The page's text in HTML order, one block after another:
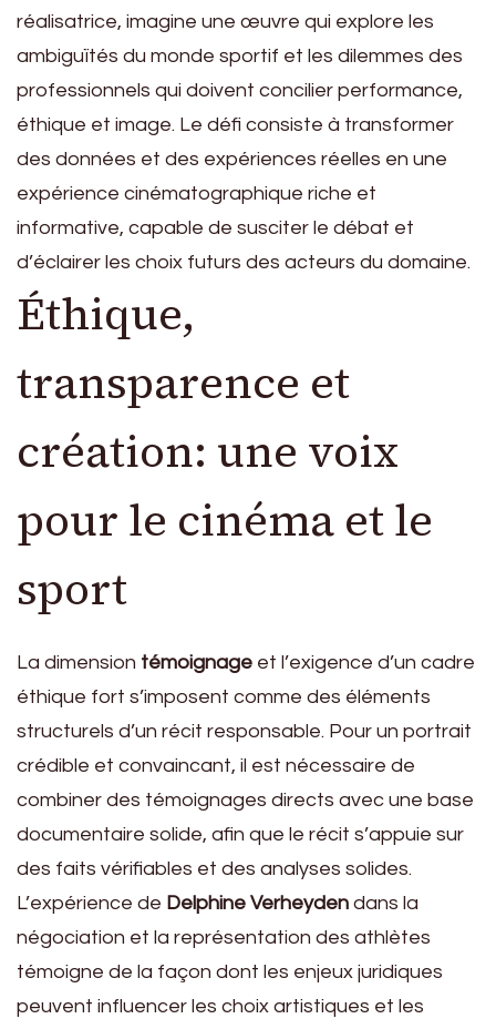
réalisatrice, imagine une œuvre qui explore les
ambiguïtés du monde sportif et les dilemmes des
professionnels qui doivent concilier performance,
éthique et image. Le défi consiste à transformer
des données et des expériences réelles en une
expérience cinématographique riche et
informative, capable de susciter le débat et
d’éclairer les choix futurs des acteurs du domaine.
Éthique,
transparence et
création: une voix
pour le cinéma et le
sport
La dimension témoignage et l’exigence d’un cadre
éthique fort s’imposent comme des éléments
structurels d’un récit responsable. Pour un portrait
crédible et convaincant, il est nécessaire de
combiner des témoignages directs avec une base
documentaire solide, afin que le récit s’appuie sur
des faits vérifiables et des analyses solides.
L’expérience de Delphine Verheyden dans la
négociation et la représentation des athlètes
témoigne de la façon dont les enjeux juridiques
peuvent influencer les choix artistiques et les